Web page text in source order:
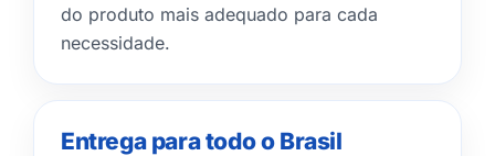
do produto mais adequado para cada
necessidade.
Entrega para todo o Brasil